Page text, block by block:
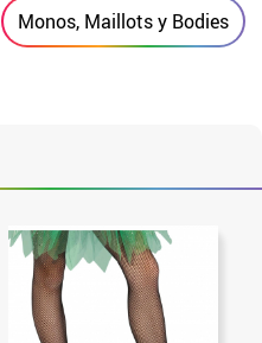
Monos, Maillots y Bodies